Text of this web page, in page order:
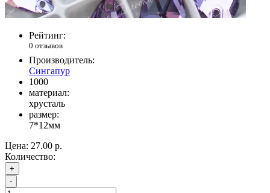
Рейтинг:
0 отзывов
Производитель:
Сингапур
1000
материал:
хрусталь
размер:
7*12мм
Цена: 27.00 р.
Количество:
+
-